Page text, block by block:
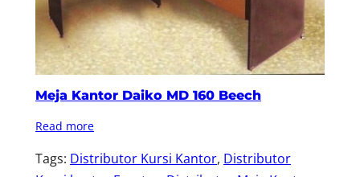
Meja Kantor Daiko MD 160 Beech
Read more
Tags: Distributor Kursi Kantor, Distributor